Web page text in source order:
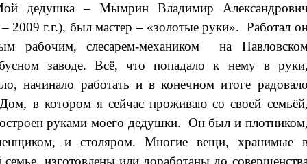
дедушка – Мымрин Владимир
2009 г.г.), был мастер – «золотые руки». Работал
рабочим, слесарем-механиком на
заводе. Всё, что попадало к нему в
начинало работать и в конечном итоге
в котором я сейчас проживаю со своей
руками моего дедушки. Он был и
и столяром. Многие вещи, хранимые